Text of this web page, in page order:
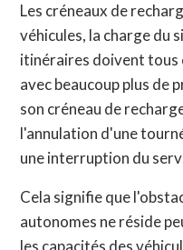
Les créneaux de
véhicules, la charge du
itinéraires doivent tous
avec beaucoup plus de
son créneau de
l'annulation d'une
une interruption du
Cela signifie que
autonomes ne réside